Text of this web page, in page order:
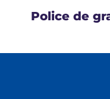
Police de